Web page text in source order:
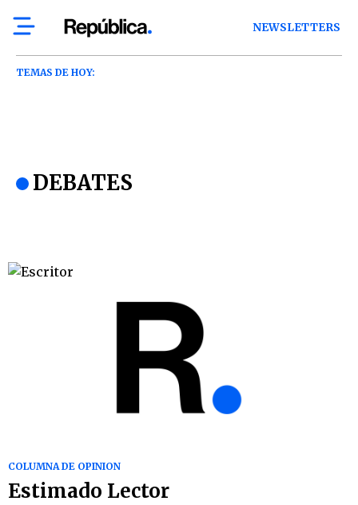
NEWSLETTERS
TEMAS DE HOY:
DEBATES
COLUMNA DE OPINION
Estimado Lector